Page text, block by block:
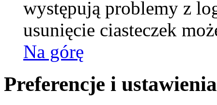
występują problemy z
usunięcie ciasteczek
Na górę
Preferencje i